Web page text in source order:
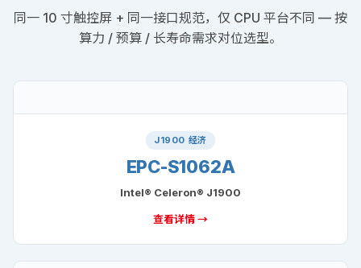
同一 10 寸触控屏 + 同一接口规范，仅 CPU 平台不同 — 按
算力 / 预算 / 长寿命需求对位选型。
J1900 经济
EPC-S1062A
Intel® Celeron® J1900
查看详情 →